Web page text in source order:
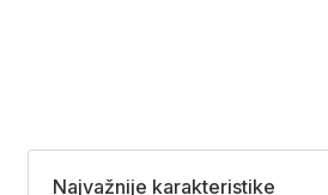
Najvažnije karakteristike